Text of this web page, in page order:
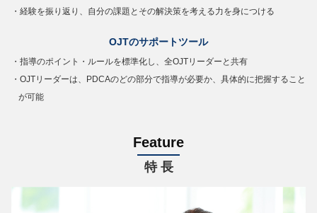
・経験を振り返り、自分の課題とその解決策を考える力を身につける
OJTのサポートツール
・指導のポイント・ルールを標準化し、全OJTリーダーと共有
・OJTリーダーは、PDCAのどの部分で指導が必要か、具体的に把握すること
が可能
Feature
特 長